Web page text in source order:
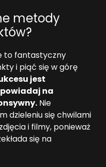
metody
to fantastyczny
i piąć się w górę
jest
na
Nie
dzieleniu się chwilami
i filmy, ponieważ
się na